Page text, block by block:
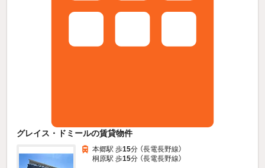
グレイス・ドミールの賃貸物件
本郷駅 歩15分 （長電長野線）
桐原駅 歩15分 （長電長野線）